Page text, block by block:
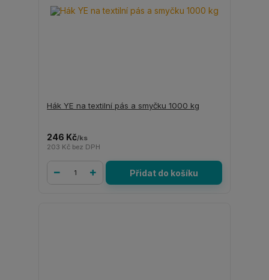
Hák YE na textilní pás a smyčku 1000 kg
246 Kč/ks
203 Kč bez DPH
Přidat do košíku